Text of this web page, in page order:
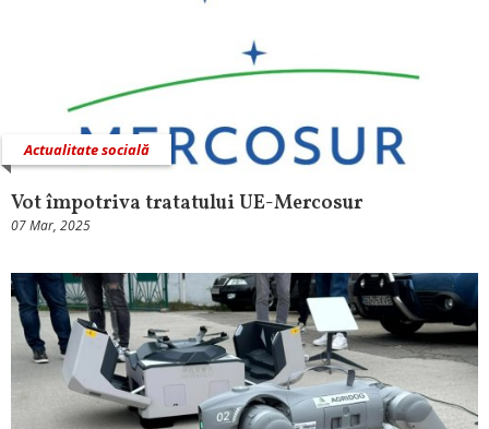
Actualitate socială
Vot împotriva tratatului UE-Mercosur
07 Mar, 2025